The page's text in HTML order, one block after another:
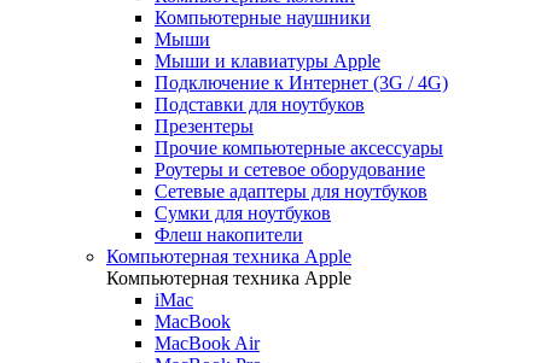
Компьютерные наушники
Мыши
Мыши и клавиатуры Apple
Подключение к Интернет (3G / 4G)
Подставки для ноутбуков
Презентеры
Прочие компьютерные аксессуары
Роутеры и сетевое оборудование
Сетевые адаптеры для ноутбуков
Сумки для ноутбуков
Флеш накопители
Компьютерная техника Apple
Компьютерная техника Apple
iMac
MacBook
MacBook Air